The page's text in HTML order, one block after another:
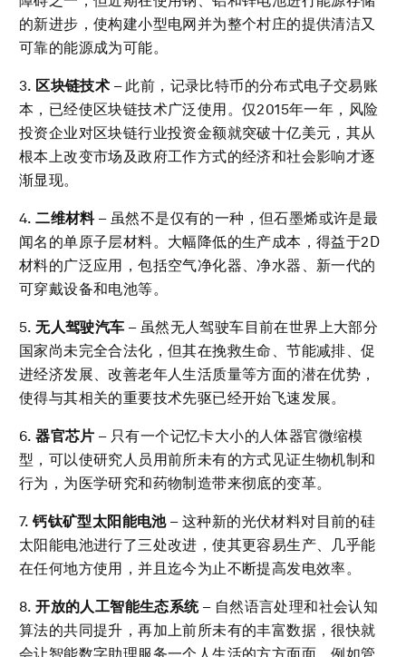
的新进步，使构建小型电网并为整个村庄的提供清洁又
可靠的能源成为可能。
3. 区块链技术 – 此前，记录比特币的分布式电子交易账
本，已经使区块链技术广泛使用。仅2015年一年，风险
投资企业对区块链行业投资金额就突破十亿美元，其从
根本上改变市场及政府工作方式的经济和社会影响才逐
渐显现。
4.二维材料– 虽然不是仅有的一种，但石墨烯或许是最
闻名的单原子层材料。大幅降低的生产成本，得益于2D
材料的广泛应用，包括空气净化器、净水器、新一代的
可穿戴设备和电池等。
5.无人驾驶汽车 – 虽然无人驾驶车目前在世界上大部分
国家尚未完全合法化，但其在挽救生命、节能减排、促
进经济发展、改善老年人生活质量等方面的潜在优势，
使得与其相关的重要技术先驱已经开始飞速发展。
6.器官芯片 – 只有一个记忆卡大小的人体器官微缩模
型，可以使研究人员用前所未有的方式见证生物机制和
行为，为医学研究和药物制造带来彻底的变革。
7.钙钛矿型太阳能电池 – 这种新的光伏材料对目前的硅
太阳能电池进行了三处改进，使其更容易生产、几乎能
在任何地方使用，并且迄今为止不断提高发电效率。
8.开放的人工智能生态系统– 自然语言处理和社会认知
算法的共同提升，再加上前所未有的丰富数据，很快就